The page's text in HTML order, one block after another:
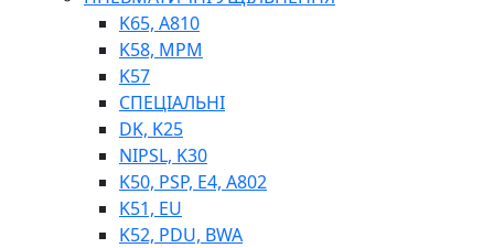
ДЛЯ ЗВАРЮВАННЯ
НАПІРНО-ВСМОКТУЮЧІ
K65, A810
K58, MPM
K57
СПЕЦІАЛЬНІ
DK, K25
NIPSL, K30
K50, PSP, E4, A802
K51, EU
K52, PDU, BWA